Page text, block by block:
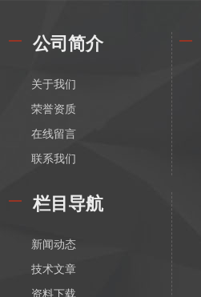
公司简介
关于我们
荣誉资质
在线留言
联系我们
栏目导航
新闻动态
技术文章
资料下载